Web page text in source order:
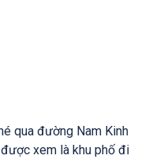
qua đường Nam Kinh
xem là khu phố đi